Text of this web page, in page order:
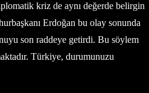
kriz de aynı değerde belirgin
Erdoğan bu olay sonunda
son raddeye getirdi. Bu söylem
Türkiye, durumunuzu